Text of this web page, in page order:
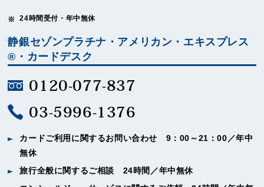
24時間受付・年中無休
静銀セゾンプラチナ・アメリカン・エキスプレス
®・カードデスク
0120-077-837
03-5996-1376
カードご利用に関するお問い合わせ 9：00～21：00／年中
無休
旅行全般に関するご相談 24時間／年中無休